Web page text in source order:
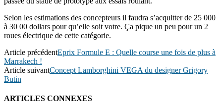
Selon les estimations des concepteurs il faudra s’acquitter de 25 000
à 30 00 dollars pour qu’elle soit votre. Ça pique un peu pour un 2
roues électrique de cette catégorie.
Article précédentEprix Formule E : Quelle course une fois de plus à
Marrakech !
Article suivantConcept Lamborghini VEGA du designer Grigory
Butin
ARTICLES CONNEXES